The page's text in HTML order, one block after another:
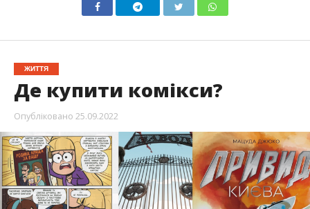
ЖИТТЯ
Де купити комікси?
Опубліковано 25.09.2022